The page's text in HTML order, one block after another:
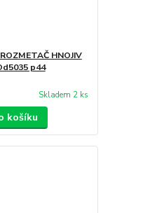
HNOJIV
p44
Skladem 2 ks
košíku